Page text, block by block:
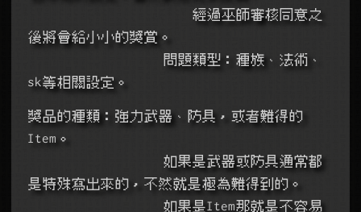
後將會給小小的獎賞。
sk等相關設定。
獎品的種類：強力武器、防具，或者難得的
Item。
是特殊寫出來的，不然就是極為難得到的。